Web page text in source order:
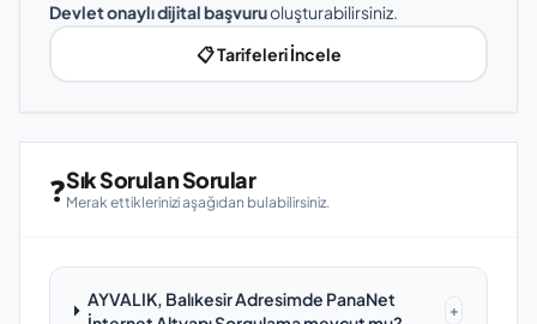
Devlet onaylı dijital başvuruoluşturabilirsiniz.
📋 Tarifeleri İncele
❓Sık Sorulan Sorular
Merak ettiklerinizi aşağıdan bulabilirsiniz.
AYVALIK, Balıkesir Adresimde PanaNet
+